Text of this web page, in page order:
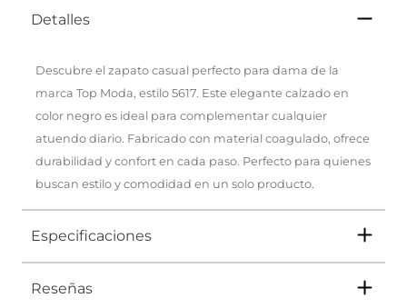
Detalles
Descubre el zapato casual perfecto para dama de la
marca Top Moda, estilo 5617. Este elegante calzado en
color negro es ideal para complementar cualquier
atuendo diario. Fabricado con material coagulado, ofrece
durabilidad y confort en cada paso. Perfecto para quienes
buscan estilo y comodidad en un solo producto.
Especificaciones
Género
Reseñas